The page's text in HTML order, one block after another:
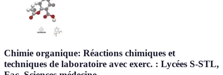
Chimie organique: Réactions chimiques et
techniques de laboratoire avec exerc. : Lycées S-STL,